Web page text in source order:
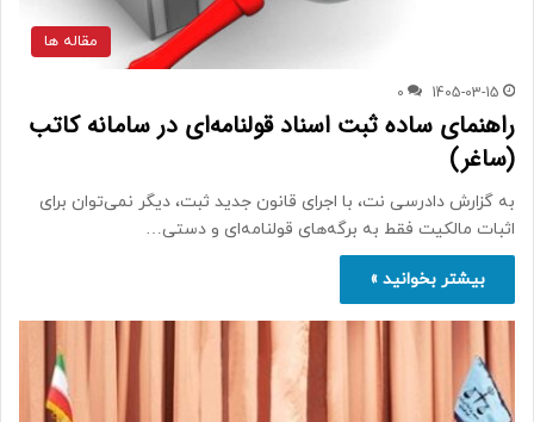
مقاله ها
1405-03-15
0
راهنمای ساده ثبت اسناد قولنامه‌ای در سامانه کاتب
(ساغر)
به گزارش دادرسی نت، با اجرای قانون جدید ثبت، دیگر نمی‌توان برای
اثبات مالکیت فقط به برگه‌های قولنامه‌ای و دستی…
بیشتر بخوانید »